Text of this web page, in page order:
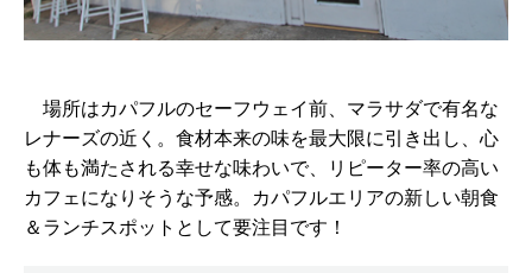
場所はカパフルのセーフウェイ前、マラサダで有名な
レナーズの近く。食材本来の味を最大限に引き出し、心
も体も満たされる幸せな味わいで、リピーター率の高い
カフェになりそうな予感。カパフルエリアの新しい朝食
＆ランチスポットとして要注目です！